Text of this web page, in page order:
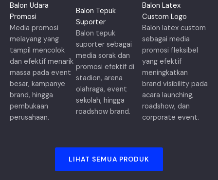
Balon Udara
Promosi
Media promosi
melayang yang
tampil mencolok
dan efektif menarik
massa pada event
besar, kampanye
brand, hingga
pembukaan
perusahaan.
Balon Tepuk
Suporter
Balon tepuk
suporter sebagai
media sorak dan
promosi efektif di
stadion, arena
olahraga, event
sekolah, hingga
roadshow brand.
Balon Latex
Custom Logo
Balon latex custom
sebagai media
promosi fleksibel
yang efektif
meningkatkan
brand visibility pada
acara launching,
roadshow, dan
corporate event.
LIHAT SEMUA PRODUK